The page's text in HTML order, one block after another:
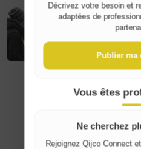
Sarah C
⚠️
Where do
Belgique /
Décrivez votre besoin et
adaptées de
Publier ma
Vous êtes
Ne cherchez
Rejoignez Qijco Connect